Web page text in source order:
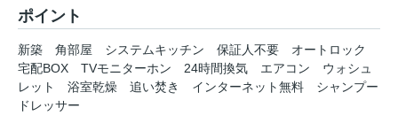
ポイント
新築 角部屋 システムキッチン 保証人不要
オートロック
宅配BOX
TVモニターホン 24時間換気 エアコン
ウォシュ
レット
浴室乾燥 追い焚き インターネット無料
シャンプー
ドレッサー